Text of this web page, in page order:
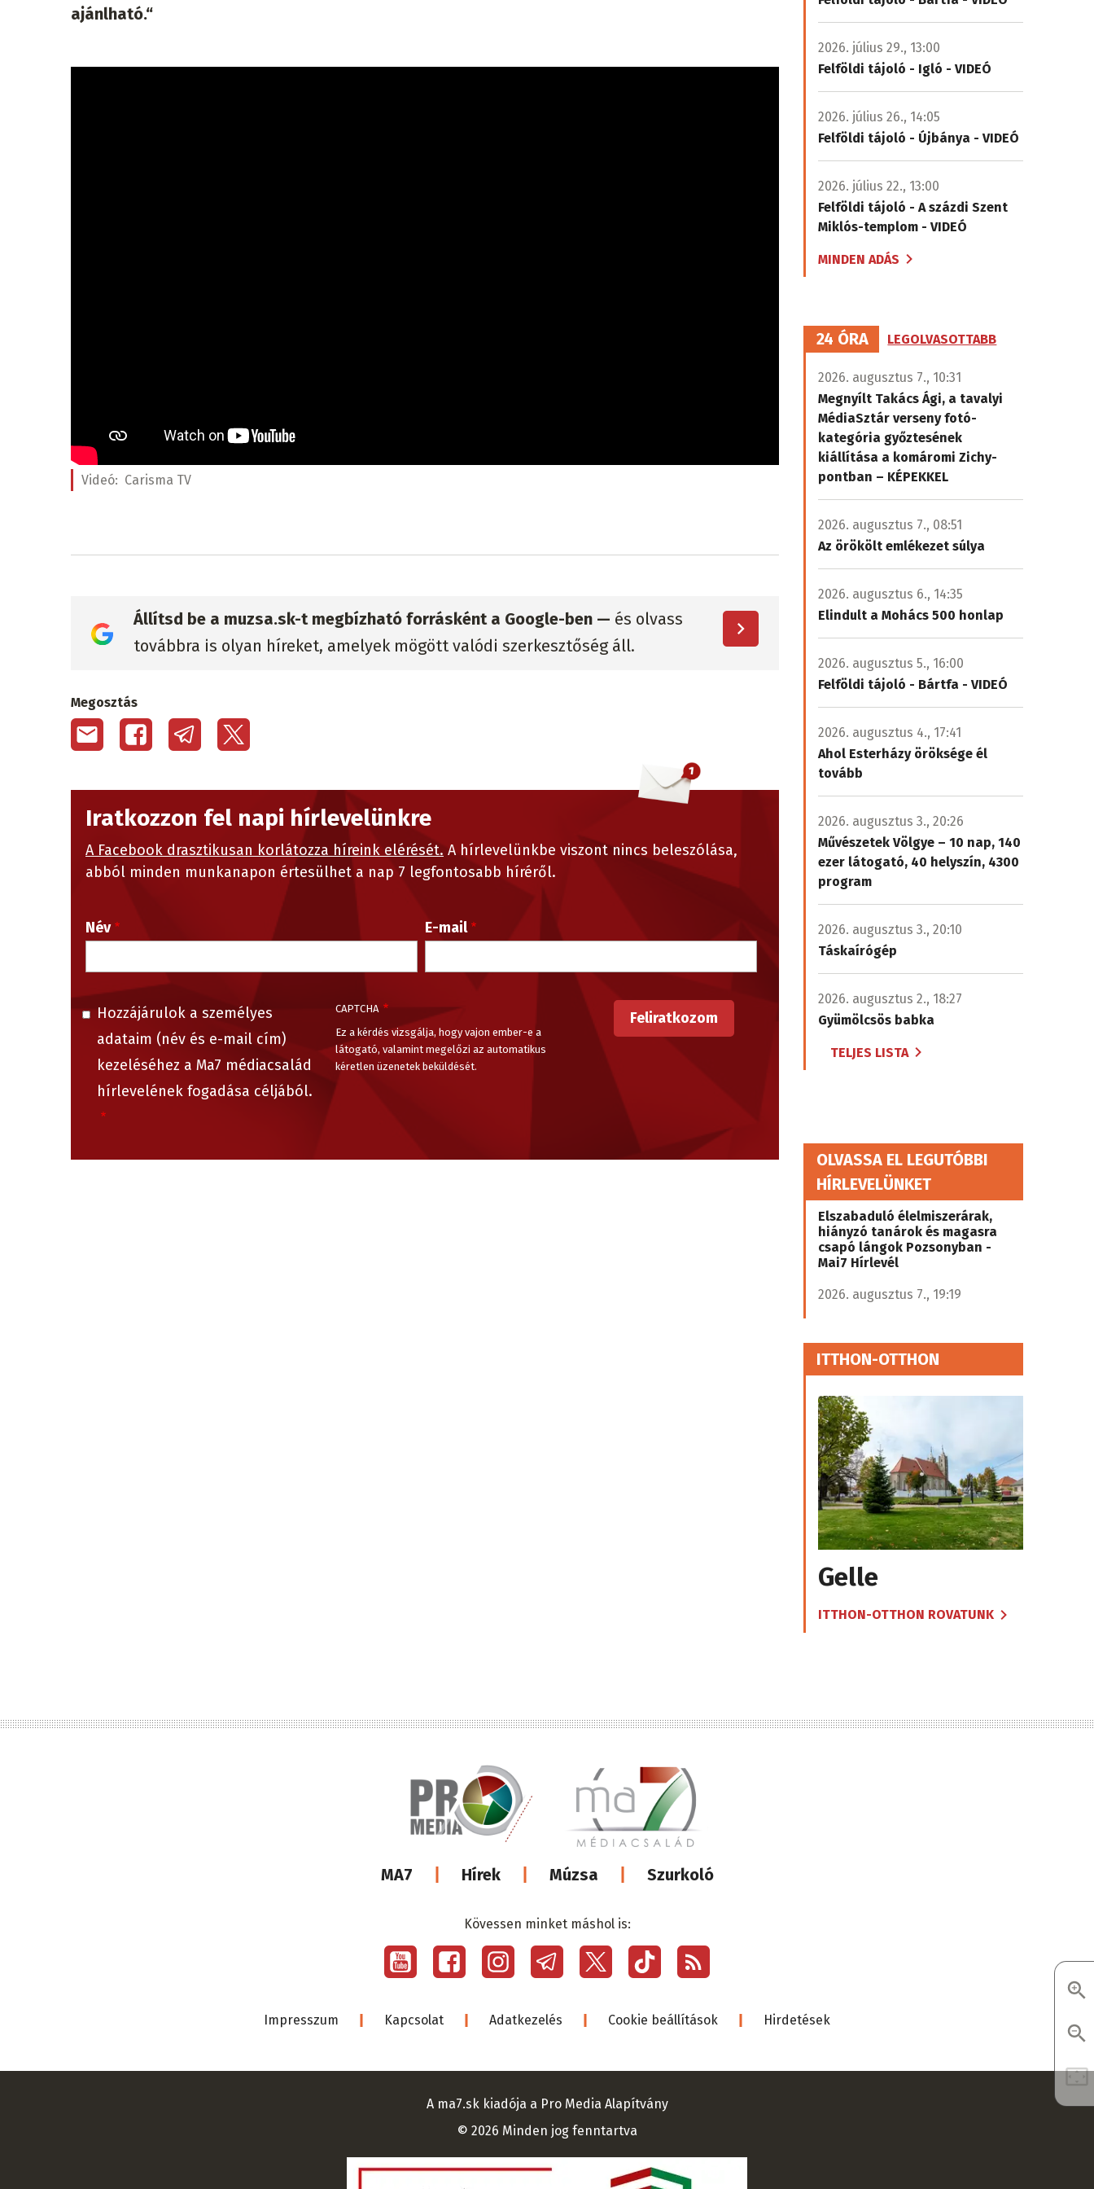
ajánlható.“
Videó: Carisma TV
Állítsd be a muzsa.sk-t megbízható forrásként a Google-ben — és olvass
továbbra is olyan híreket, amelyek mögött valódi szerkesztőség áll.
Megosztás
Iratkozzon fel napi hírlevelünkre
A Facebook drasztikusan korlátozza híreink elérését. A hírlevelünkbe viszont nincs beleszólása,
abból minden munkanapon értesülhet a nap 7 legfontosabb híréről.
Név E-mail
Hozzájárulok a személyes
adataim (név és e-mail cím)
kezeléséhez a Ma7 médiacsalád
hírlevelének fogadása céljából.
CAPTCHA
Ez a kérdés vizsgálja, hogy vajon ember-e a
látogató, valamint megelőzi az automatikus
kéretlen üzenetek beküldését.
2026. július 29., 13:00
Felföldi tájoló - Igló - VIDEÓ
2026. július 26., 14:05
Felföldi tájoló - Újbánya - VIDEÓ
2026. július 22., 13:00
Felföldi tájoló - A százdi Szent
Miklós-templom - VIDEÓ
MINDEN ADÁS
24 ÓRA LEGOLVASOTTABB
2026. augusztus 7., 10:31
Megnyílt Takács Ági, a tavalyi
MédiaSztár verseny fotó-
kategória győztesének
kiállítása a komáromi Zichy-
pontban – KÉPEKKEL
2026. augusztus 7., 08:51
Az örökölt emlékezet súlya
2026. augusztus 6., 14:35
Elindult a Mohács 500 honlap
2026. augusztus 5., 16:00
Felföldi tájoló - Bártfa - VIDEÓ
2026. augusztus 4., 17:41
Ahol Esterházy öröksége él
tovább
2026. augusztus 3., 20:26
Művészetek Völgye – 10 nap, 140
ezer látogató, 40 helyszín, 4300
program
2026. augusztus 3., 20:10
Táskaírógép
2026. augusztus 2., 18:27
Gyümölcsös babka
TELJES LISTA
OLVASSA EL LEGUTÓBBI
HÍRLEVELÜNKET
Elszabaduló élelmiszerárak,
hiányzó tanárok és magasra
csapó lángok Pozsonyban -
Mai7 Hírlevél
2026. augusztus 7., 19:19
ITTHON-OTTHON
Gelle
ITTHON-OTTHON ROVATUNK
Lábléc
médiacsalád
MA7 Hírek Múzsa Szurkoló
Social
menu
Kövessen minket máshol is:
Lábléc
Impresszum Kapcsolat Adatkezelés Cookie beállítások Hirdetések
A ma7.sk kiadója a Pro Media Alapítvány
© 2026 Minden jog fenntartva